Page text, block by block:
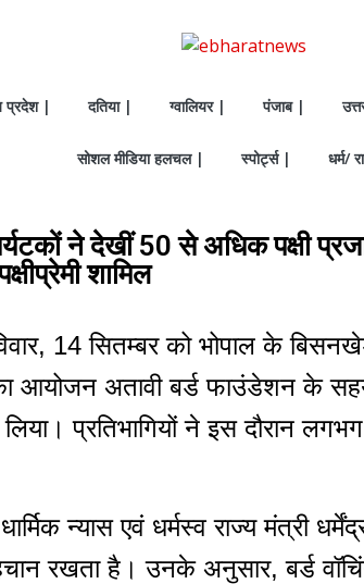
प्रदेश | दतिया | ग्वालियर | पंजाब |
सोशल मीडिया हलचल | स्पोर्ट्स | धर्म/
ने देखीं 50 से अधिक पक्षी
शामिल
14 सितम्बर को भोपाल के
आयोजन अतावी बर्ड फाउंडेशन के
प्रतिभागियों ने इस दौरान
न्यास एवं धर्मस्व राज्य मंत्री
रखता है। उनके अनुसार, बर्ड